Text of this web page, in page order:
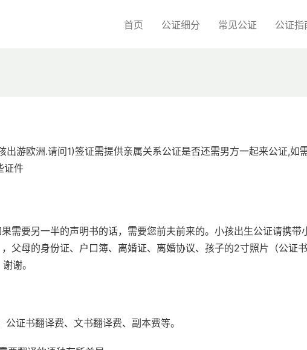
首页 公证细分 常见公证 公证指
出游欧洲.请问1)签证需提供亲属关系公证是否还需男方一起来公证,如
证件
需要另一半的声明书的话，需要您前夫前来的。小孩出生公证请携带
父母的身份证、户口簿、离婚证、离婚协议、孩子的2寸照片（公证
谢。
证书翻译费、文书翻译费、副本费等。